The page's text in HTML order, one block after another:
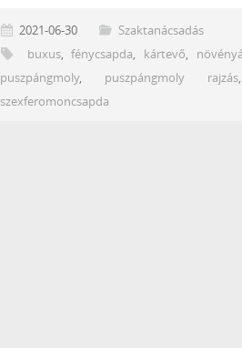
2021-06-30
Szaktanácsadás
buxus,fénycsapda, kártevő,
puszpángmoly, puszpángmoly rajzás
szexferomoncsapda